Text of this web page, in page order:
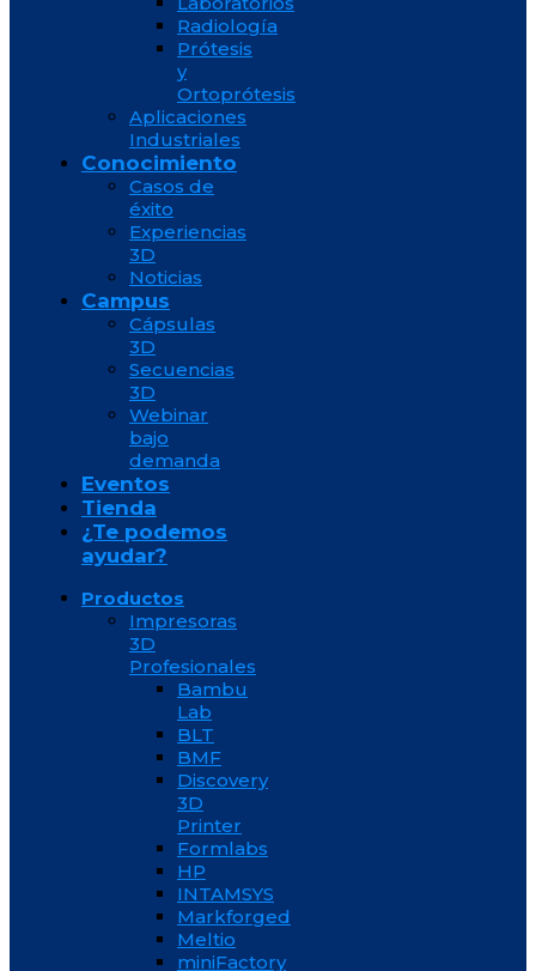
Radiología
Prótesis
y
Ortoprótesis
Aplicaciones
Industriales
Conocimiento
Casos de
éxito
Experiencias
3D
Noticias
Campus
Cápsulas
3D
Secuencias
3D
Webinar
bajo
demanda
Eventos
Tienda
¿Te podemos
ayudar?
Productos
Impresoras
3D
Profesionales
Bambu
Lab
BLT
BMF
Discovery
3D
Printer
Formlabs
HP
INTAMSYS
Markforged
Meltio
miniFactory